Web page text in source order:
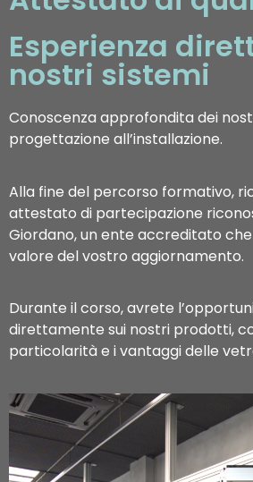
Esperienza
nostri sistemi
Conoscenza approfondita dei
progettazione all’installazione.
Alla fine del percorso formativo,
attestato di partecipazione
Giordano, un ente accreditato
valore del vostro aggiornamento.
Durante il corso, avrete
direttamente sui nostri prodotti,
particolarità e i vantaggi delle